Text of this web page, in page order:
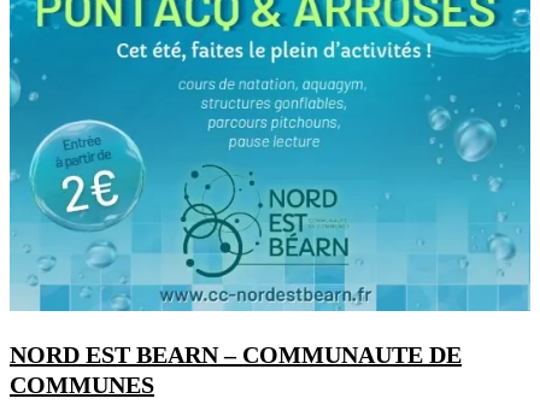
NORD EST BEARN – COMMUNAUTE DE
COMMUNES